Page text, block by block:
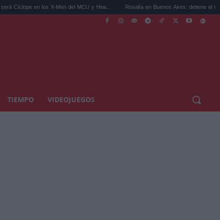
X-Men del MCU y Hea... Rosalía en Buenos Aires: detiene el tráfico y se s...
TIEMPO VIDEOJUEGOS